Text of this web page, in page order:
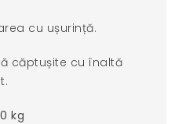
cu ușurință.
căptușite cu înaltă
kg